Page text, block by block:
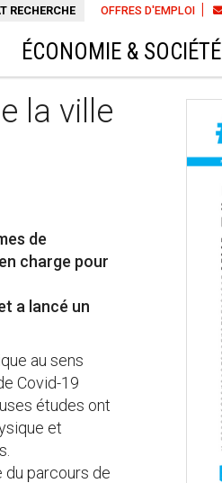
OFFRES D'EMPLOI
RECHERCHE
ÉCONOMIE & SOCIÉTÉ
la ville
de
charge pour
a lancé un
au sens
Covid-19
études ont
et
du parcours de